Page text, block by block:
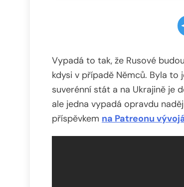
Vypadá to tak, že Rusové
kdysi v případě Němců. Byla to
suverénní stát a na Ukrajině je
ale jedna vypadá opravdu
příspěvkem na Patreonu